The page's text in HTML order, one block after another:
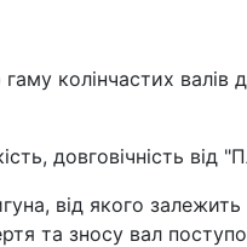
колінчастих валів
довговічність від
від якого залежить
та зносу вал